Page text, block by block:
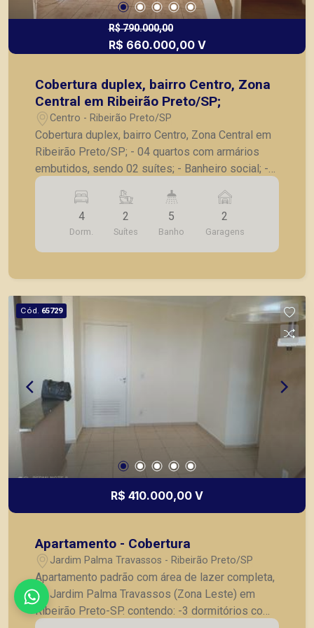
R$ 790.000,00
R$ 660.000,00 V
Cobertura duplex, bairro Centro, Zona
Central em Ribeirão Preto/SP;
Centro - Ribeirão Preto/SP
Cobertura duplex, bairro Centro, Zona Central em
Ribeirão Preto/SP; - 04 quartos com armários
embutidos, sendo 02 suítes; - Banheiro social; -
Sala para 02 ambientes; - Lavabo; - Cozinha com
armários; - Lavanderia; - Suíte de serviço; - Área
gourmet com churrasqueira; - Piscina; - Sauna; -
02 vagas de garagem. A Piramid tem como
objetivo atender seus clientes com agilidade e
lançamentos da cidade de Ribeirão Preto.
4
Dorm.
2
Suítes
5
Banho
2
Garagens
Cód. 65729
R$ 410.000,00 V
Apartamento - Cobertura
Jardim Palma Travassos - Ribeirão Preto/SP
Apartamento padrão com área de lazer completa,
no Jardim Palma Travassos (Zona Leste) em
Ribeirão Preto-SP. contendo: -3 dormitórios com